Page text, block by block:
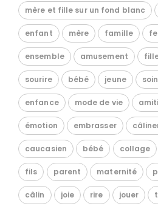
mère et fille sur un fond blanc
enfant mère famille
ensemble amusement
sourire bébé jeune
enfance mode de vie
émotion embrasser
caucasien bébé collage
fils parent maternité
câlin joie rire jouer